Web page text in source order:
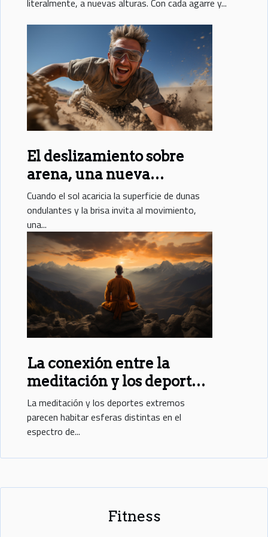
literalmente, a nuevas alturas. Con cada agarre y...
El deslizamiento sobre
arena, una nueva
tendencia de deporte al
aire libre
Cuando el sol acaricia la superficie de dunas
ondulantes y la brisa invita al movimiento,
una...
La conexión entre la
meditación y los deportes
extremos
La meditación y los deportes extremos
parecen habitar esferas distintas en el
espectro de...
Fitness